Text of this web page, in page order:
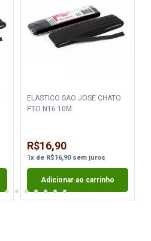
ELASTICO SAO JOSE CHATO
PTO N16 10M
R$16,90
1xde R$16,90sem juros
Adicionar ao carrinho